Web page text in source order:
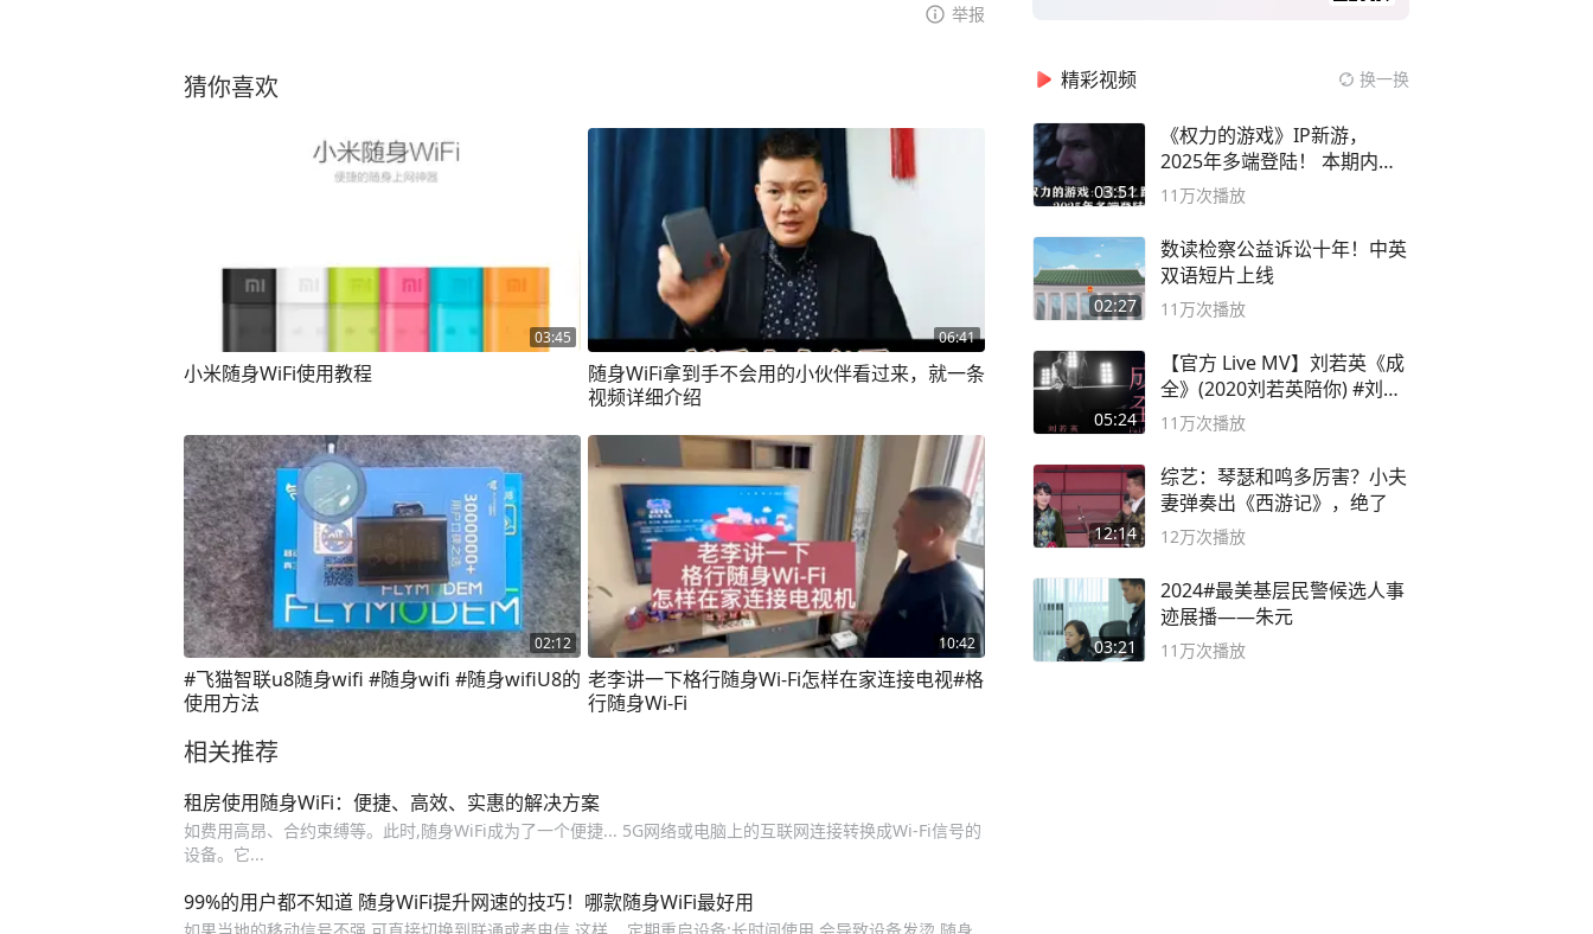
举报
猜你喜欢
03:45
小米随身WiFi使用教程
06:41
随身WiFi拿到手不会用的小伙伴看过来，就一条
视频详细介绍
02:12
#飞猫智联u8随身wifi #随身wifi #随身wifiU8的
使用方法
10:42
老李讲一下格行随身Wi-Fi怎样在家连接电视#格
行随身Wi-Fi
相关推荐
租房使用随身WiFi：便捷、高效、实惠的解决方案
如费用高昂、合约束缚等。此时,随身WiFi成为了一个便捷... 5G网络或电脑上的互联网连接转换成Wi-Fi信号的
设备。它...
99%的用户都不知道 随身WiFi提升网速的技巧！哪款随身WiFi最好用
精彩视频 换一换
03:51
《权力的游戏》IP新游，
2025年多端登陆！ 本期内容
概要
11万次播放
02:27
数读检察公益诉讼十年！中英
双语短片上线
11万次播放
05:24
【官方 Live MV】刘若英《成
全》(2020刘若英陪你) #刘若
英 #成全
11万次播放
12:14
综艺：琴瑟和鸣多厉害？小夫
妻弹奏出《西游记》，绝了
12万次播放
03:21
2024#最美基层民警候选人事
迹展播——朱元
11万次播放